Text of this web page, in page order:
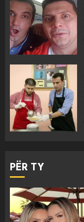
PËR TY
3
4